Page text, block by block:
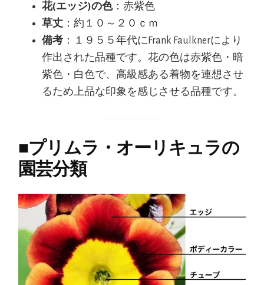
花(エッジ)の色：赤紫色
草丈 ：約１０～２０ｃｍ
備考 ：１９５５年代にFrank Faulknerにより
作出された品種です。花の色は赤紫色・暗
紫色・白色で、高級感ある着物を連想させ
るため上品な印象を感じさせる品種です。
■プリムラ・オーリキュラの
園芸分類